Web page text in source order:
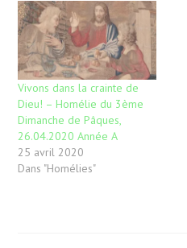
d’un désespoir passé au
stade de l’espérance
absolue ; en effet, tous les
disciples avaient pu…
Vivons dans la crainte de
Dieu! – Homélie du 3ème
Dimanche de Pâques,
26.04.2020 Année A
25 avril 2020
Dans "Homélies"